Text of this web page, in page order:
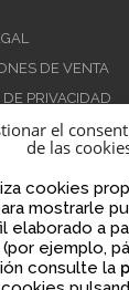
el
de las
cookies
mostrarle
elaborado a
ejemplo,
consulte la
DE VENTA
DE PRIVACIDAD
DE COOKIES
AJEDREZ CON
Unión Europea –